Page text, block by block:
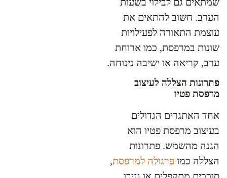
הערב. חשוב להתאים את
עוצמת התאורה לפעילויות
שונות במרפסת, כמו ארוחת
ערב, קריאה או ישיבה נינוחה.
פתרונות הצללה לעיצוב
מרפסת פטיו
אחד האתגרים הגדולים
בעיצוב מרפסת פטיו הוא
הגנה מהשמש. פתרונות
הצללה כמו פרגולה למרפסת,